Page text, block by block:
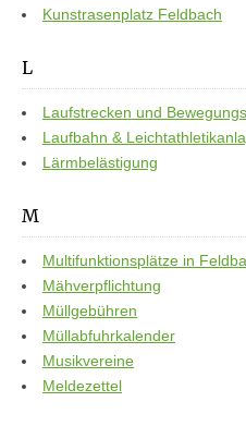
Kunstrasenplatz Feldbach
L
Laufstrecken und
Laufbahn &
Lärmbelästigung
M
Multifunktionsplätze in
Mähverpflichtung
Müllgebühren
Müllabfuhrkalender
Musikvereine
Meldezettel